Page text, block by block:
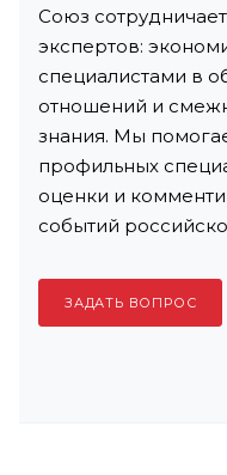
Союз
экспертов:
специалистами в
отношений и
знания. Мы
профильных
оценки и
событий
ЗАДАТЬ ВОПРОС